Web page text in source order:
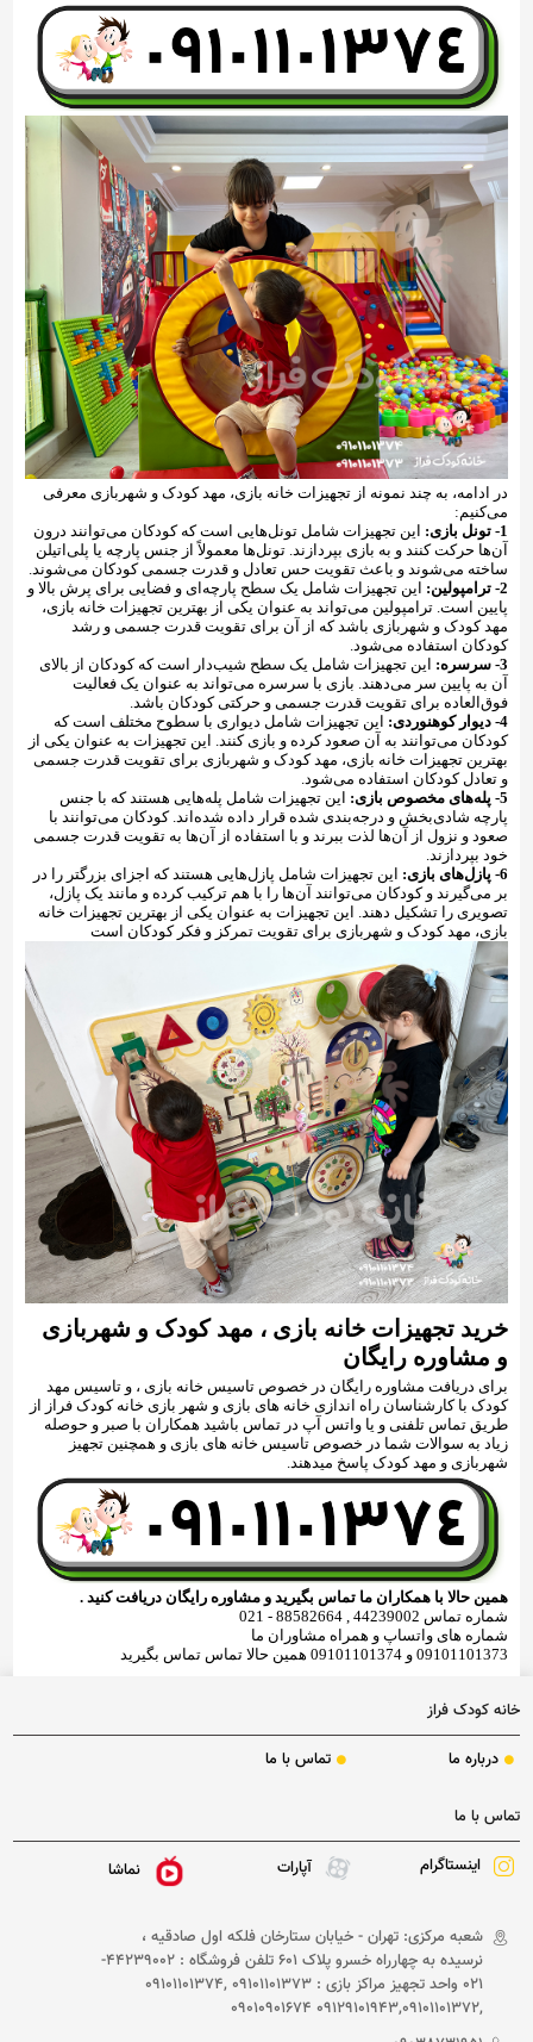
در ادامه، به چند نمونه از تجهیزات خانه بازی، مهد کودک و شهربازی معرفی
می‌کنیم:
1- تونل بازی:
این تجهیزات شامل تونل‌هایی است که کودکان می‌توانند درون
آن‌ها حرکت کنند و به بازی بپردازند. تونل‌ها معمولاً از جنس پارچه یا پلی‌اتیلن
ساخته می‌شوند و باعث تقویت حس تعادل و قدرت جسمی کودکان می‌شوند.
2- ترامپولین:
این تجهیزات شامل یک سطح پارچه‌ای و فضایی برای پرش بالا و
پایین است. ترامپولین می‌تواند به عنوان یکی از بهترین تجهیزات خانه بازی،
مهد کودک و شهربازی باشد که از آن برای تقویت قدرت جسمی و رشد
کودکان استفاده می‌شود.
3- سرسره:
این تجهیزات شامل یک سطح شیب‌دار است که کودکان از بالای
آن به پایین سر می‌دهند. بازی با سرسره می‌تواند به عنوان یک فعالیت
فوق‌العاده برای تقویت قدرت جسمی و حرکتی کودکان باشد.
4- دیوار کوهنوردی:
این تجهیزات شامل دیواری با سطوح مختلف است که
کودکان می‌توانند به آن صعود کرده و بازی کنند. این تجهیزات به عنوان یکی از
بهترین تجهیزات خانه بازی، مهد کودک و شهربازی برای تقویت قدرت جسمی
و تعادل کودکان استفاده می‌شود.
5- پله‌های مخصوص بازی:
این تجهیزات شامل پله‌هایی هستند که با جنس
پارچه شادی‌بخش و درجه‌بندی شده قرار داده شده‌اند. کودکان می‌توانند با
صعود و نزول از آن‌ها لذت ببرند و با استفاده از آن‌ها به تقویت قدرت جسمی
خود بپردازند.
6- پازل‌های بازی:
این تجهیزات شامل پازل‌هایی هستند که اجزای بزرگتر را در
بر می‌گیرند و کودکان می‌توانند آن‌ها را با هم ترکیب کرده و مانند یک پازل،
تصویری را تشکیل دهند. این تجهیزات به عنوان یکی از بهترین تجهیزات خانه
بازی، مهد کودک و شهربازی برای تقویت تمرکز و فکر کودکان است
خرید تجهیزات خانه بازی ، مهد کودک و شهربازی
و مشاوره رایگان
برای دریافت مشاوره رایگان در خصوص تاسیس خانه بازی ، و تاسیس مهد
کودک با کارشناسان راه اندازی خانه های بازی و شهر بازی خانه کودک فراز از
طریق تماس تلفنی و یا واتس آپ در تماس باشید همکاران با صبر و حوصله
زیاد به سوالات شما در خصوص تاسیس خانه های بازی و همچنین تجهیز
شهربازی و مهد کودک پاسخ میدهند.
همین حالا با همکاران ما تماس بگیرید و مشاوره رایگان دریافت کنید .
شماره تماس 44239002 , 88582664 - 021
شماره های واتساپ و همراه مشاوران ما
09101101373 و 09101101374 همین حالا تماس تماس بگیرید
خانه کودک فراز
درباره ما تماس با ما
تماس با ما
اینستاگرام آپارات نماشا
شعبه مرکزی: تهران - خیابان ستارخان فلکه اول صادقیه ،
نرسیده به چهارراه خسرو پلاک 601 تلفن فروشگاه : 44239002-
021 واحد تجهیز مراکز بازی : 09101101373 ,09101101374
,09129101943,09101101372 09010901674